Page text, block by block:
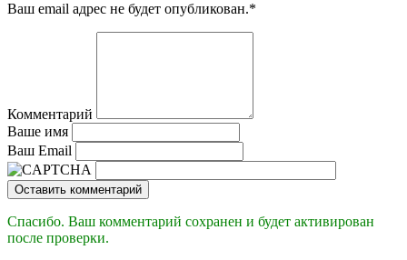
Ваш email адрес не будет опубликован.*
Комментарий
Ваше имя
Ваш Email
Оставить комментарий
Спасибо. Ваш комментарий сохранен и будет активирован
после проверки.